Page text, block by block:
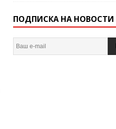
ПОДПИСКА НА НОВОСТИ